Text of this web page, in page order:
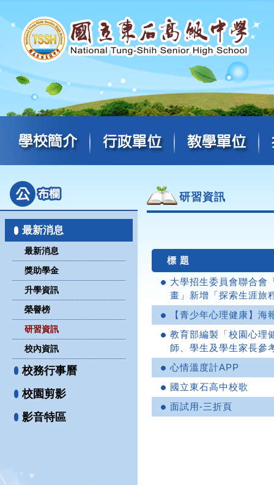
最新消息
最新消息
獎助學金
升學資訊
榮譽榜
研習資訊
校內資訊
校務行事曆
校園剪影
影音特區
研習資訊
標 題
大學招生委員會聯合會
畫」新增「探索生涯旅
【青少年心理健康】海
教育部編製「校園心理
師、學生及學生家長參
心情溫度計APP
國立東石高中校歌
面試用-三折頁